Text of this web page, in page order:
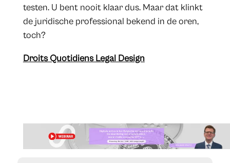
testen. U bent nooit klaar dus. Maar dat klinkt
de juridische professional bekend in de oren,
toch?
Droits Quotidiens Legal Design